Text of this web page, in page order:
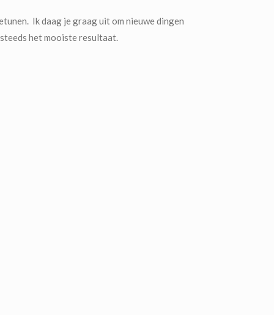
Ik daag je graag uit om nieuwe dingen
het mooiste resultaat.